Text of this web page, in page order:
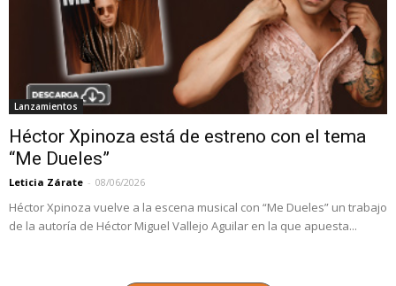
Lanzamientos
Héctor Xpinoza está de estreno con el tema
“Me Dueles”
Leticia Zárate - 08/06/2026
Héctor Xpinoza vuelve a la escena musical con “Me Dueles” un trabajo
de la autoría de Héctor Miguel Vallejo Aguilar en la que apuesta...